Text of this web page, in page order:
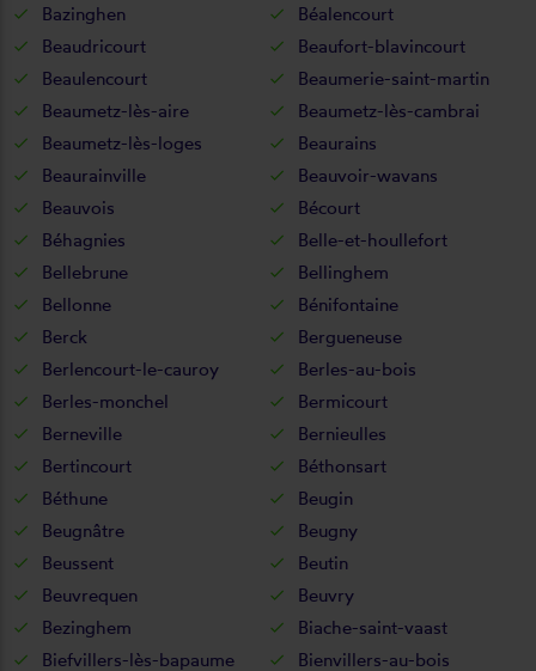
Bazinghen
Béalencourt
Beaudricourt
Beaufort-blavincourt
Beaulencourt
Beaumerie-saint-martin
Beaumetz-lès-aire
Beaumetz-lès-cambrai
Beaumetz-lès-loges
Beaurains
Beaurainville
Beauvoir-wavans
Beauvois
Bécourt
Béhagnies
Belle-et-houllefort
Bellebrune
Bellinghem
Bellonne
Bénifontaine
Berck
Bergueneuse
Berlencourt-le-cauroy
Berles-au-bois
Berles-monchel
Bermicourt
Berneville
Bernieulles
Bertincourt
Béthonsart
Béthune
Beugin
Beugnâtre
Beugny
Beussent
Beutin
Beuvrequen
Beuvry
Bezinghem
Biache-saint-vaast
Biefvillers-lès-bapaume
Bienvillers-au-bois